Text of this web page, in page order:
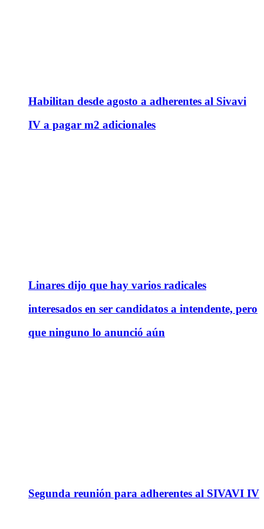
Habilitan desde agosto a adherentes al Sivavi
IV a pagar m2 adicionales
Linares dijo que hay varios radicales
interesados en ser candidatos a intendente, pero
que ninguno lo anunció aún
Segunda reunión para adherentes al SIVAVI IV